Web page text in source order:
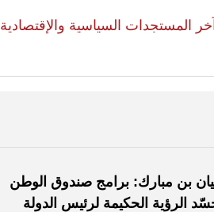
المستجدات السياسية والإقتصادية
بن مبارك: برامج صندوق الوطن
الرؤية الحكيمة لرئيس الدولة